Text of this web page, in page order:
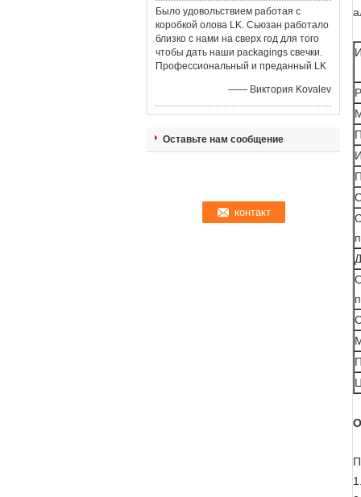
Было удовольствием работая с
коробкой олова LK. Сьюзан работало
близко с нами на сверх год для того
чтобы дать наши packagings свечки.
Профессиональный и преданный LK
—— Виктория Kovalev
Оставьте нам сообщение